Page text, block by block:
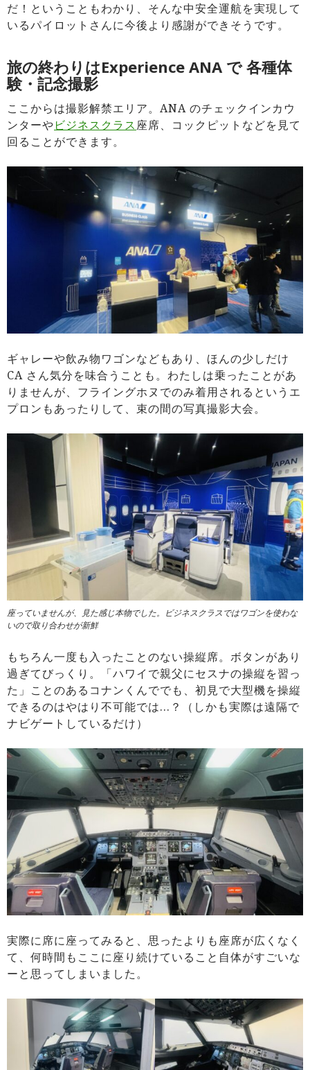
だ！ということもわかり、そんな中安全運航を実現して
いるパイロットさんに今後より感謝ができそうです。
旅の終わりはExperience ANA で 各種体
験・記念撮影
ここからは撮影解禁エリア。ANA のチェックインカウ
ンターやビジネスクラス座席、コックピットなどを見て
回ることができます。
ギャレーや飲み物ワゴンなどもあり、ほんの少しだけ
CA さん気分を味合うことも。わたしは乗ったことがあ
りませんが、フライングホヌでのみ着用されるというエ
プロンもあったりして、束の間の写真撮影大会。
座っていませんが、見た感じ本物でした。ビジネスクラスではワゴンを使わな
いので取り合わせが新鮮
もちろん一度も入ったことのない操縦席。ボタンがあり
過ぎてびっくり。「ハワイで親父にセスナの操縦を習っ
た」ことのあるコナンくんででも、初見で大型機を操縦
できるのはやはり不可能では…？（しかも実際は遠隔で
ナビゲートしているだけ）
実際に席に座ってみると、思ったよりも座席が広くなく
て、何時間もここに座り続けていること自体がすごいな
ーと思ってしまいました。